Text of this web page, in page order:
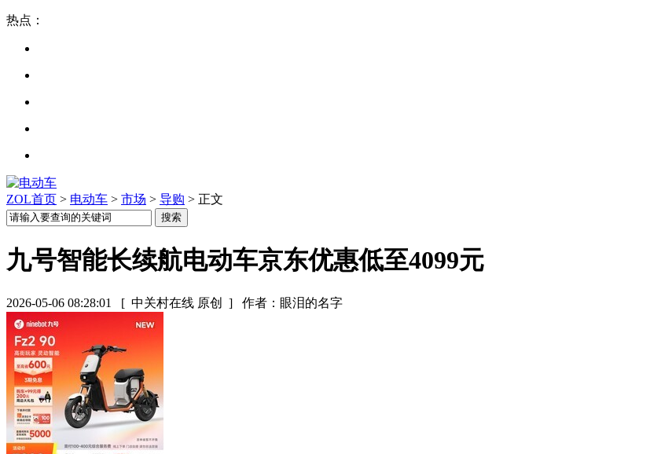
热点：
ZOL首页 > 电动车 > 市场 > 导购 > 正文
九号智能长续航电动车京东优惠低至4099元
2026-05-06 08:28:01 [ 中关村在线 原创 ] 作者：眼泪的名字